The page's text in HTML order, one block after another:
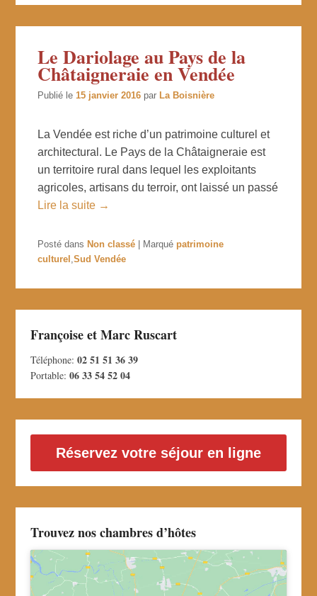
Le Dariolage au Pays de la
Châtaigneraie en Vendée
Publié le15 janvier 2016 par La Boisnière
La Vendée est riche d’un patrimoine culturel et
architectural. Le Pays de la Châtaigneraie est
un territoire rural dans lequel les exploitants
agricoles, artisans du terroir, ont laissé un passé
Lire la suite →
Posté dans Non classé Marqué patrimoine
culturel ,Sud Vendée
Françoise et Marc Ruscart
Téléphone:02 51 51 36 39
Portable:06 33 54 52 04
Réservez votre séjour en ligne
Trouvez nos chambres d’hôtes